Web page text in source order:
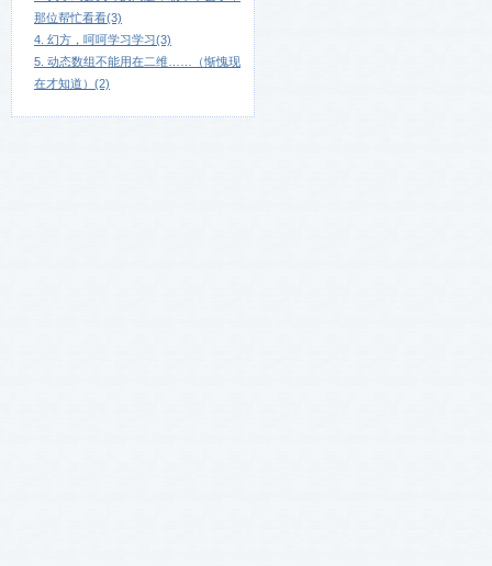
那位帮忙看看(3)
4. 幻方，呵呵学习学习(3)
5. 动态数组不能用在二维……（惭愧现
在才知道）(2)